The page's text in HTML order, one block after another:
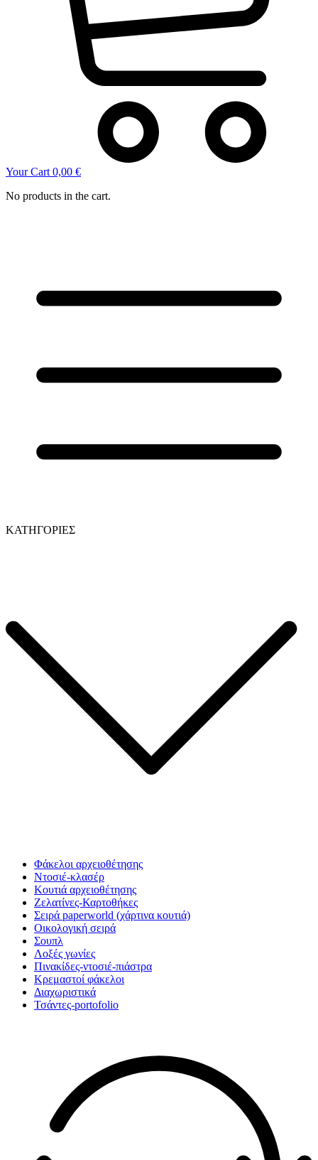
Your Cart 0,00 €
No products in the cart.
ΚΑΤΗΓΟΡΙΕΣ
Φάκελοι αρχειοθέτησης
Ντοσιέ-κλασέρ
Κουτιά αρχειοθέτησης
Ζελατίνες-Καρτοθήκες
Σειρά paperworld (χάρτινα κουτιά)
Οικολογική σειρά
Σουπλ
Λοξές γωνίες
Πινακίδες-ντοσιέ-πιάστρα
Κρεμαστοί φάκελοι
Διαχωριστικά
Τσάντες-portofolio